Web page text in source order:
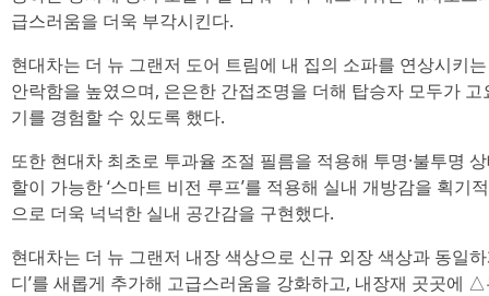
급스러움을 더욱 부각시킨다.
현대차는 더 뉴 그랜저 도어 트림에 내 집의 소파를 연상시키는
안락함을 높였으며, 은은한 간접조명을 더해 탑승자 모두가
기를 경험할 수 있도록 했다.
또한 현대차 최초로 투과율 조절 필름을 적용해 투명·불투명
할이 가능한 ‘스마트 비전 루프’를 적용해 실내 개방감을 획기
으로 더욱 넉넉한 실내 공간감을 구현했다.
현대차는 더 뉴 그랜저 내장 색상으로 신규 외장 색상과 동일
디’를 새롭게 추가해 고급스러움을 강화하고, 내장재 곳곳에